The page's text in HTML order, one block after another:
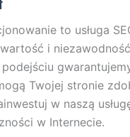
to usługa
i
Twojej stronie
w naszą
w Internecie.